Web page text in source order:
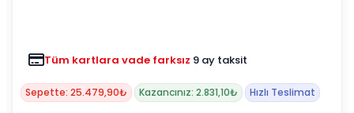
Tüm kartlara vade farksız 9 ay taksit
Sepette: 25.479,90₺ Kazancınız: 2.831,10₺ Hızlı Teslimat